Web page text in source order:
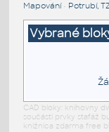
Mapování• Potrubí,
Vybrané
CAD bloky: knihovny
součásti prvky stafáž
knižnica zdarma free